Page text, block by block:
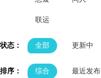
联运
状态： 全部 更新中
排序： 综合 最近发布